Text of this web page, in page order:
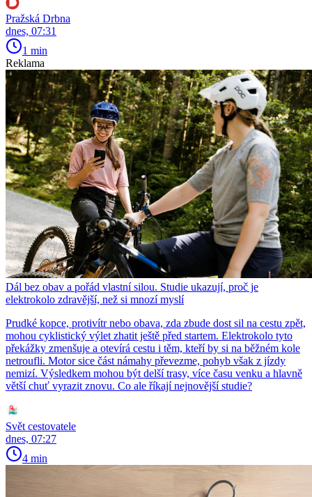
Pražská Drbna
dnes, 07:31
1 min
Reklama
Dál bez obav a pořád vlastní silou. Studie ukazují, proč je
elektrokolo zdravější, než si mnozí myslí
Prudké kopce, protivítr nebo obava, zda zbude dost sil na cestu zpět,
mohou cyklistický výlet zhatit ještě před startem. Elektrokolo tyto
překážky zmenšuje a otevírá cestu i těm, kteří by si na běžném kole
netroufli. Motor sice část námahy převezme, pohyb však z jízdy
nemizí. Výsledkem mohou být delší trasy, více času venku a hlavně
větší chuť vyrazit znovu. Co ale říkají nejnovější studie?
Svět cestovatele
dnes, 07:27
4 min